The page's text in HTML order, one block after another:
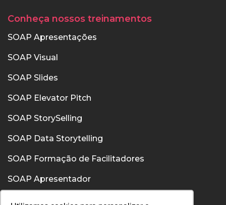
Conheça nossos treinamentos
SOAP Apresentações
SOAP Visual
SOAP Slides
SOAP Elevator Pitch
SOAP StorySelling
SOAP Data Storytelling
SOAP Formação de Facilitadores
SOAP Apresentador